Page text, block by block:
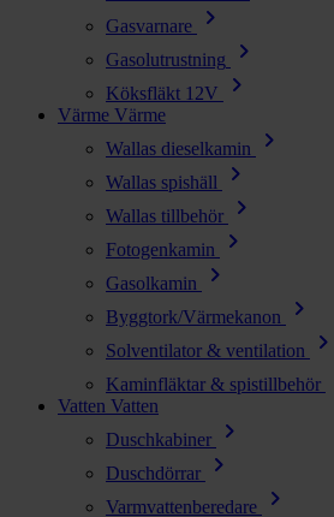
Gasvarnare chevron_right
Gasolutrustning chevron_right
Köksfläkt 12V chevron_right
Värme Värme
Wallas dieselkamin
chevron_right
Wallas spishäll chevron_right
Wallas tillbehör chevron_right
Fotogenkamin chevron_right
Gasolkamin chevron_right
Byggtork/Värmekanon chevron_right
Solventilator & ventilation chevron_right
Kaminfläktar & spistillbehör
Vatten Vatten
Duschkabiner
chevron_right
Duschdörrar chevron_right
Varmvattenberedare chevron_right